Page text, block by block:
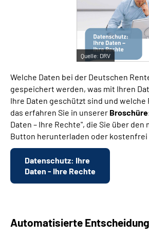
Inhalte in Gebärdensprache (DGS)
Leichte Sprache
Mein
Quelle: DRV
Welche Daten bei der Deutschen
gespeichert werden, was mit Ihren
Ihre Daten geschützt sind und welche
das erfahren Sie in unserer
Daten – Ihre Rechte", die Sie über den
Button herunterladen oder kostenfrei
Datenschutz: Ihre
Daten - Ihre Rechte
Automatisierte